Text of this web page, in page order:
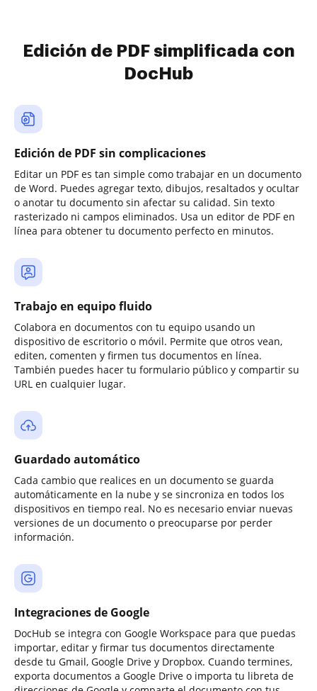
Edición de PDF simplificada con
DocHub
Edición de PDF sin complicaciones
Editar un PDF es tan simple como trabajar en un documento
de Word. Puedes agregar texto, dibujos, resaltados y ocultar
o anotar tu documento sin afectar su calidad. Sin texto
rasterizado ni campos eliminados. Usa un editor de PDF en
línea para obtener tu documento perfecto en minutos.
Trabajo en equipo fluido
Colabora en documentos con tu equipo usando un
dispositivo de escritorio o móvil. Permite que otros vean,
editen, comenten y firmen tus documentos en línea.
También puedes hacer tu formulario público y compartir su
URL en cualquier lugar.
Guardado automático
Cada cambio que realices en un documento se guarda
automáticamente en la nube y se sincroniza en todos los
dispositivos en tiempo real. No es necesario enviar nuevas
versiones de un documento o preocuparse por perder
información.
Integraciones de Google
DocHub se integra con Google Workspace para que puedas
importar, editar y firmar tus documentos directamente
desde tu Gmail, Google Drive y Dropbox. Cuando termines,
exporta documentos a Google Drive o importa tu libreta de